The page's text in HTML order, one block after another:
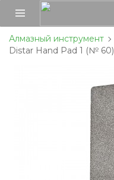
Алмазный инструмент
Distar Hand Pad 1 (№ 60)